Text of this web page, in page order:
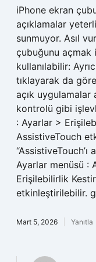
iPhone ekran
açıklamalar
sunmuyor. Asıl
çubuğunu açmak
kullanılabilir:
tıklayarak da
açık uygulamalar
kontrolü gibi
: Ayarlar >
AssistiveTouch
Ayarlar menüsü :
Erişilebilirlik
etkinleştirilebilir.
Mart 5, 2026 Yanıtla